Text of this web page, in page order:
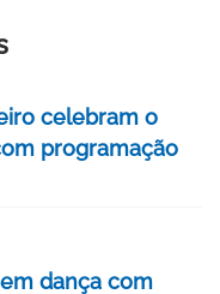
celebram o
programação
dança com